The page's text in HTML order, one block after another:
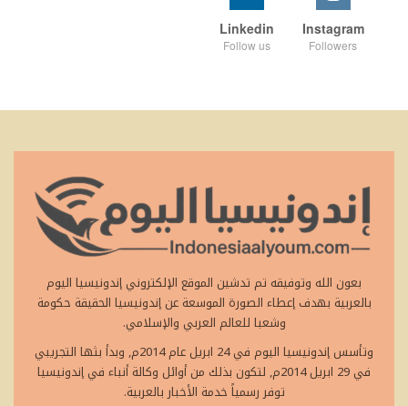
Instagram
Followers
Linkedin
Follow us
بعون الله وتوفيقه تم تدشين الموقع الإلكتروني إندونيسيا اليوم
بالعربية بهدف إعطاء الصورة الموسعة عن إندونيسيا الحقيقة حكومة
وشعبا للعالم العربي والإسلامي.
وتأسس إندونيسيا اليوم في 24 ابريل عام 2014م, وبدأ بثها التجريبي
في 29 ابريل 2014م, لتكون بذلك من أوائل وكالة أنباء في إندونيسيا
توفر رسمياً خدمة الأخبار بالعربية.